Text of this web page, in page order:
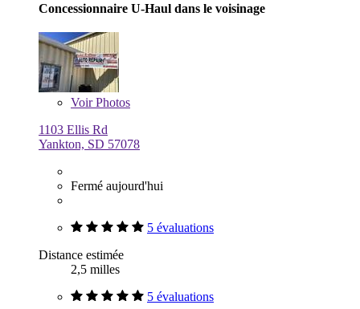
Concessionnaire U-Haul dans le voisinage
VoirPhotos
1103 Ellis Rd
Yankton, SD 57078
Fermé aujourd'hui
5 évaluations
Distance estimée
2,5 milles
5 évaluations